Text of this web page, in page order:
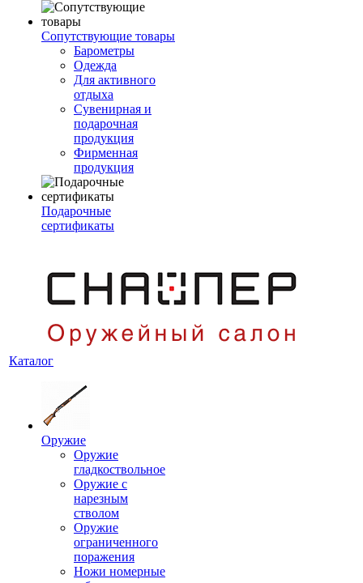
Сопутствующие товары
Барометры
Одежда
Для активного
отдыха
Сувенирная и
подарочная
продукция
Фирменная
продукция
Подарочные
сертификаты
Каталог
Оружие
Оружие
гладкоствольное
Оружие с
нарезным
стволом
Оружие
ограниченного
поражения
Ножи номерные